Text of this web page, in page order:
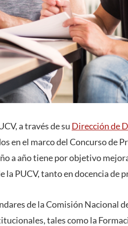
a través de su Dirección de
en el marco del Concurso de
a año tiene por objetivo
PUCV, tanto en docencia de
de la Comisión Nacional
tales como la